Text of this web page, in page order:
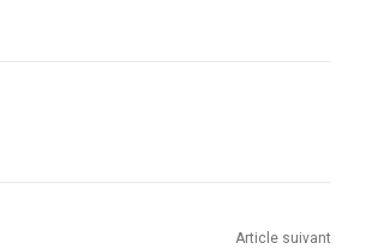
Article suivant